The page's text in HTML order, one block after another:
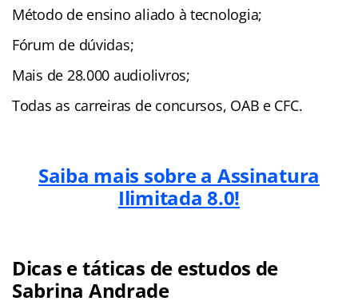
Método de ensino aliado à tecnologia;
Fórum de dúvidas;
Mais de 28.000 audiolivros;
Todas as carreiras de concursos, OAB e CFC.
Saiba mais sobre a Assinatura
Ilimitada 8.0!
Dicas e táticas de estudos de
Sabrina Andrade